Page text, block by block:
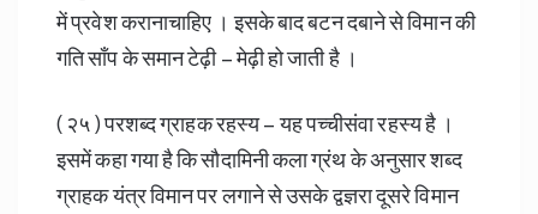
में प्रवेश करानाचाहिए । इसके बाद बटन दबाने से विमान की
गति साँप के समान टेढ़ी – मेढ़ी हो जाती है ।
( २५ ) परशब्द ग्राहक रहस्य – यह पच्चीसंवा रहस्य है ।
इसमें कहा गया है कि सौदामिनी कला ग्रंथ के अनुसार शब्द
ग्राहक यंत्र विमान पर लगाने से उसके द्वज्ञरा दूसरे विमान